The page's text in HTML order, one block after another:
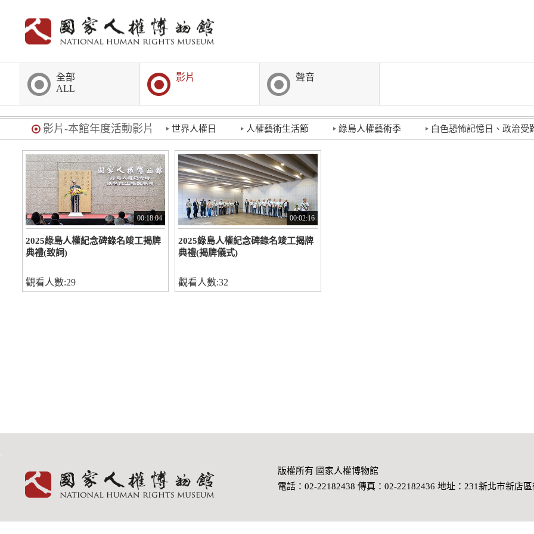
全部
ALL
影片 聲音
影片-本館年度活動影片 世界人權日 人權藝術生活節 綠島人權藝術季 白色恐怖記憶日、政治受
00:18:04
2025綠島人權紀念碑錄名竣工揭牌
典禮(致詞)
觀看人數:29
00:02:16
2025綠島人權紀念碑錄名竣工揭牌
典禮(揭牌儀式)
觀看人數:32
版權所有 國家人權博物館
電話：02-22182438 傳真：02-22182436 地址：231新北市新店